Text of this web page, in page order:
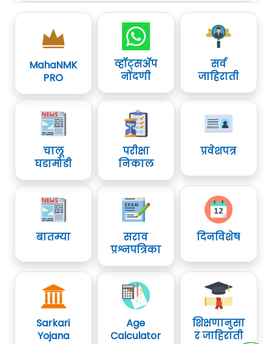
MahaNMK
PRO
व्हॉट्सॲप
नोंदणी
सर्व
जाहिराती
चालू
घडामोडी
परीक्षा
निकाल
प्रवेशपत्र
बातम्या
सराव
प्रश्नपत्रिका
दिनविशेष
Sarkari
Yojana
Age
Calculator
शिक्षणानुसा
र जाहिराती